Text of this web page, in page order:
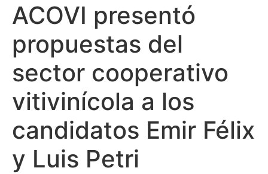
ACOVI presentó
propuestas del
sector cooperativo
vitivinícola a los
candidatos Emir Félix
y Luis Petri